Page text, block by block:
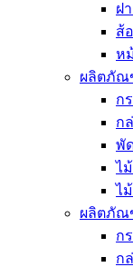
ฝ
ส้
ห
ผลิตภัณ
ก
ก
พั
ไ
ไ
ผลิตภัณ
ก
ก